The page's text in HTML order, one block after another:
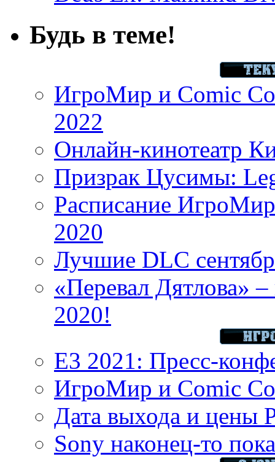
Будь в теме!
ИгроМир и Comic
2022
Онлайн-кинотеатр
Призрак Цусимы:
Расписание
2020
Лучшие DLC
«Перевал Дятлова»
2020!
E3 2021: Пресс-
ИгроМир и Comic
Дата выхода и цены
Sony наконец-то